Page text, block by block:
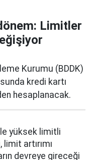
Limitler
Kurumu (BDDK)
kredi kartı
hesaplanacak.
yüksek limitli
artırımı
devreye gireceği